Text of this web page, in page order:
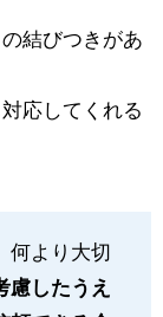
結びつきがあ
応してくれる
何より大切
慮したうえ